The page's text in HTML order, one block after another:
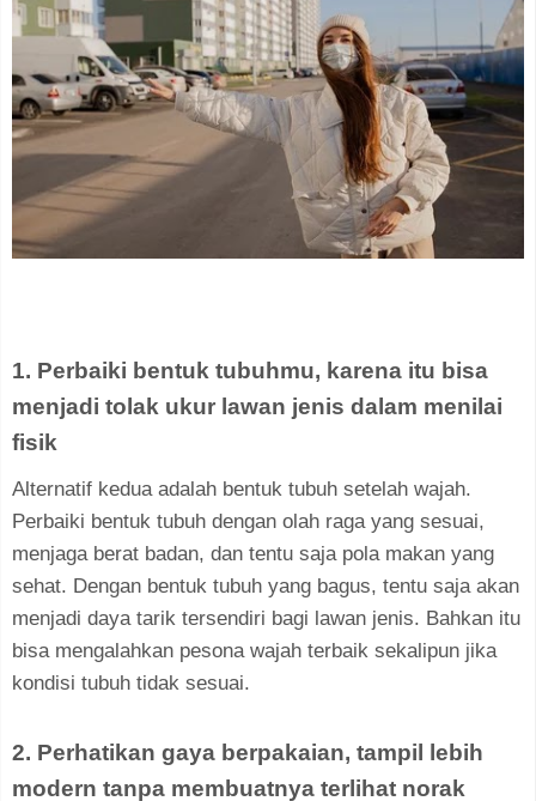
1. Perbaiki bentuk tubuhmu, karena itu bisa
menjadi tolak ukur lawan jenis dalam menilai
fisik
Alternatif kedua adalah bentuk tubuh setelah wajah.
Perbaiki bentuk tubuh dengan olah raga yang sesuai,
menjaga berat badan, dan tentu saja pola makan yang
sehat. Dengan bentuk tubuh yang bagus, tentu saja akan
menjadi daya tarik tersendiri bagi lawan jenis. Bahkan itu
bisa mengalahkan pesona wajah terbaik sekalipun jika
kondisi tubuh tidak sesuai.
2. Perhatikan gaya berpakaian, tampil lebih
modern tanpa membuatnya terlihat norak